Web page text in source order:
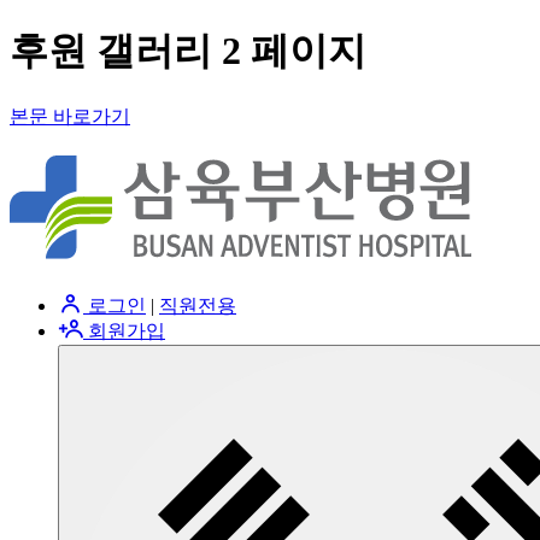
후원 갤러리 2 페이지
본문 바로가기
로그인 | 직원전용
회원가입